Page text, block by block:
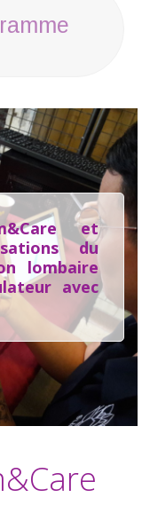
et
du
lombaire
avec